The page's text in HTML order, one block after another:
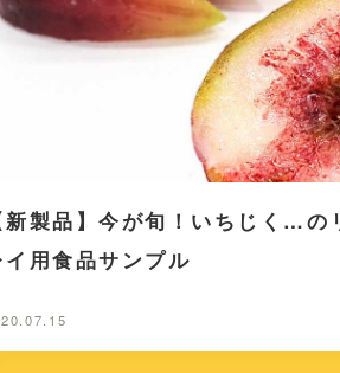
新製品】今が旬！いちじく…
イ用食品サンプル